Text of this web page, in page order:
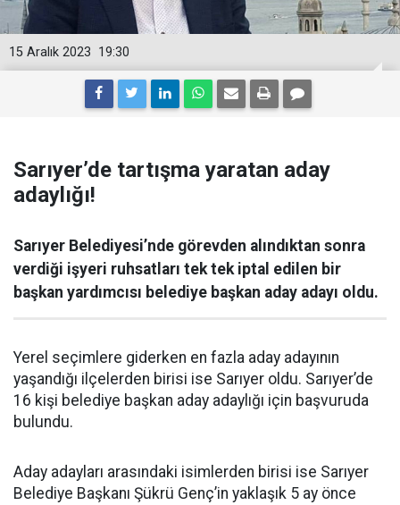
19:30
15 Aralık 2023
Sarıyer’de tartışma yaratan aday
adaylığı!
Sarıyer Belediyesi’nde görevden alındıktan sonra
verdiği işyeri ruhsatları tek tek iptal edilen bir
başkan yardımcısı belediye başkan aday adayı oldu.
Yerel seçimlere giderken en fazla aday adayının
yaşandığı ilçelerden birisi ise Sarıyer oldu. Sarıyer’de
16 kişi belediye başkan aday adaylığı için başvuruda
bulundu.
Aday adayları arasındaki isimlerden birisi ise Sarıyer
Belediye Başkanı Şükrü Genç’in yaklaşık 5 ay önce